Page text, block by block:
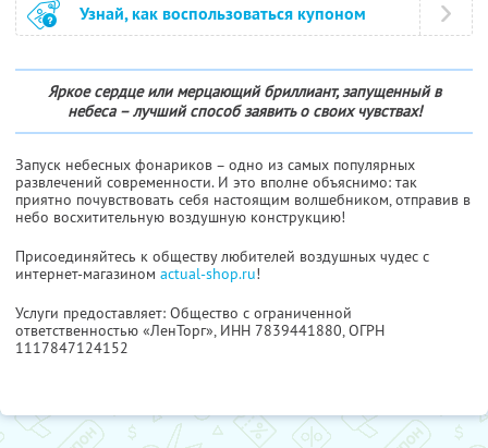
Узнай, как воспользоваться купоном
Яркое сердце или мерцающий бриллиант, запущенный в
небеса – лучший способ заявить о своих чувствах!
Запуск небесных фонариков – одно из самых популярных
развлечений современности. И это вполне объяснимо: так
приятно почувствовать себя настоящим волшебником, отправив в
небо восхитительную воздушную конструкцию!
Присоединяйтесь к обществу любителей воздушных чудес с
интернет-магазином actual-shop.ru!
Услуги предоставляет: Общество с ограниченной
ответственностью «ЛенТорг», ИНН 7839441880, ОГРН
1117847124152